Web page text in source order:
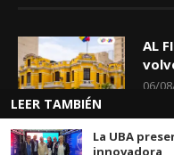
AL
06/
LEER TAMBIÉN
La UBA
innovadora